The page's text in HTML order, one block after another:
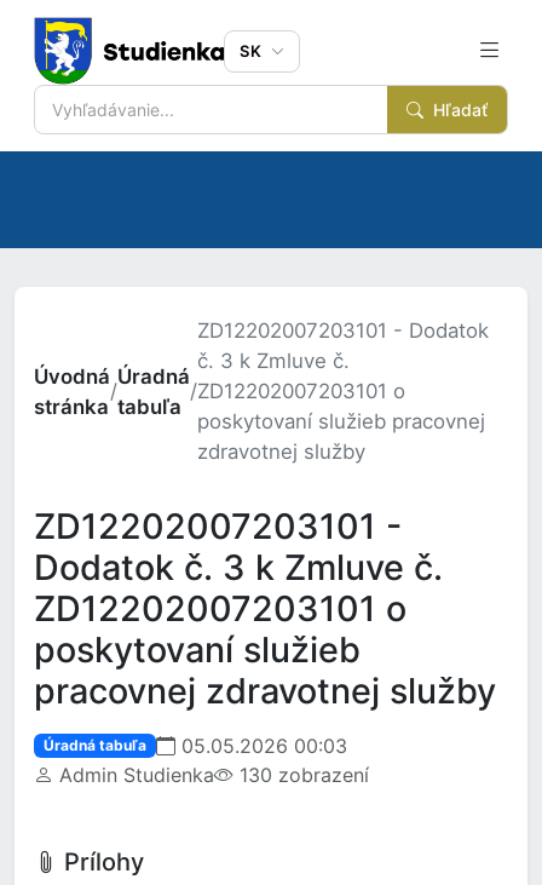
Hľadať
SK
Úvodná
stránka
/
Úradná
tabuľa
/
ZD12202007203101 - Dodatok
č. 3 k Zmluve č.
ZD12202007203101 o
poskytovaní služieb pracovnej
zdravotnej služby
ZD12202007203101 -
Dodatok č. 3 k Zmluve č.
ZD12202007203101 o
poskytovaní služieb
pracovnej zdravotnej služby
Úradná tabuľa
05.05.2026 00:03
Admin Studienka
130 zobrazení
Prílohy